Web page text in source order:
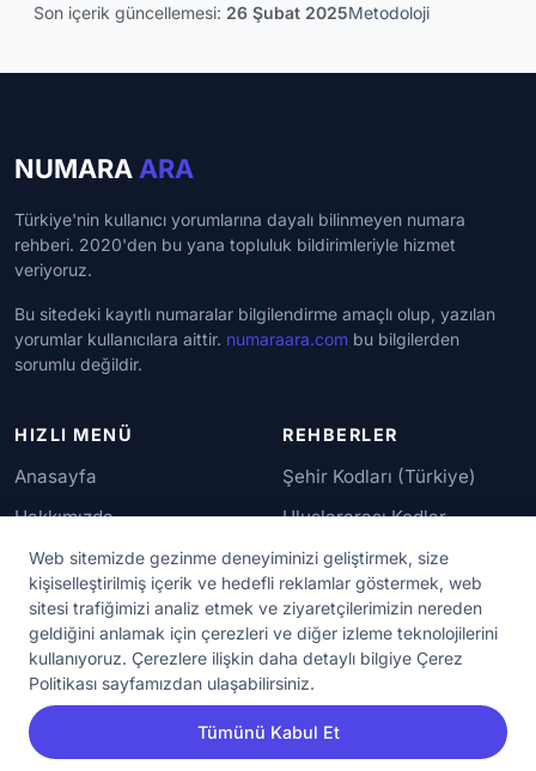
Web sitemizde gezinme deneyiminizi geliştirmek, size
kişiselleştirilmiş içerik ve hedefli reklamlar göstermek, web
sitesi trafiğimizi analiz etmek ve ziyaretçilerimizin nereden
geldiğini anlamak için çerezleri ve diğer izleme teknolojilerini
kullanıyoruz. Çerezlere ilişkin daha detaylı bilgiye Çerez
Politikası sayfamızdan ulaşabilirsiniz.
Tümünü Kabul Et
Son içerik güncellemesi: 26 Şubat 2025Metodoloji
NUMARA ARA
Türkiye'nin kullanıcı yorumlarına dayalı bilinmeyen numara
rehberi. 2020'den bu yana topluluk bildirimleriyle hizmet
veriyoruz.
Bu sitedeki kayıtlı numaralar bilgilendirme amaçlı olup, yazılan
yorumlar kullanıcılara aittir. numaraara.com bu bilgilerden
sorumlu değildir.
HIZLI MENÜ
Anasayfa
Hakkımızda
İletişim
REHBERLER
Şehir Kodları (Türkiye)
Uluslararası Kodlar
Güvenilir Numaralar
YASAL KORUMA
Kullanım Koşulları
Gizlilik Sözleşmesi
KVKK Aydınlatma Metni